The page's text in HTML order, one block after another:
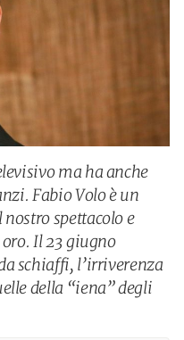
ma ha anche
Fabio Volo è un
spettacolo e
Il 23 giugno
schiaffi, l’irriverenza
della “iena” degli